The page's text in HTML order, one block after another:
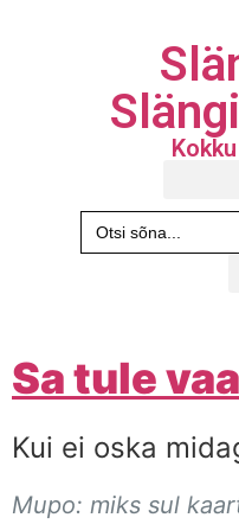
Search
for:
Sa tule
Kui ei oska
Mupo: miks sul